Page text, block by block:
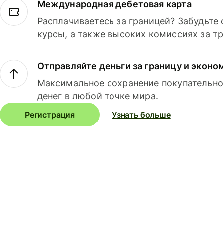
Международная дебетовая карта
Расплачиваетесь за границей?
курсы, а также высоких комиссиях за
Отправляйте деньги за границу и
Максимальное сохранение
денег в любой точке мира.
Регистрация Узнать больше